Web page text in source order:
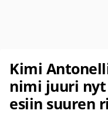
Kimi
nimi juuri nyt
esiin suuren